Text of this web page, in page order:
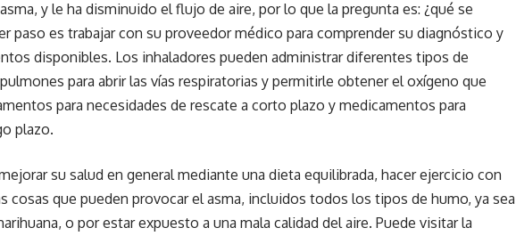
y le ha disminuido el flujo de aire, por lo que la pregunta es: ¿qué se
paso es trabajar con su proveedor médico para comprender su diagnóstico y
disponibles. Los inhaladores pueden administrar diferentes tipos de
para abrir las vías respiratorias y permitirle obtener el oxígeno que
para necesidades de rescate a corto plazo y medicamentos para
plazo.
su salud en general mediante una dieta equilibrada, hacer ejercicio con
cosas que pueden provocar el asma, incluidos todos los tipos de humo, ya sea
o por estar expuesto a una mala calidad del aire. Puede visitar la